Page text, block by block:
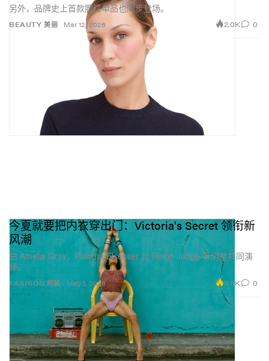
BEAUTY 美丽
另外，品牌史上首款腮红单品也同步登场。
Mar 12, 2026 2.0K 0
FASHION 时装
今夏就要把内衣穿出门：Victoria's Secret 领衔新
风潮
由 Amelia Gray、Paloma Elsesser 和 Reign Judge 等明星共同演
绎。
May 1, 2026 9.8K 0